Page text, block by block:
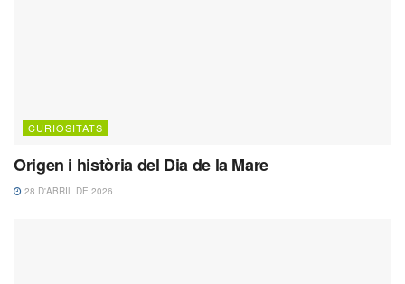
CURIOSITATS
Origen i història del Dia de la Mare
28 D'ABRIL DE 2026